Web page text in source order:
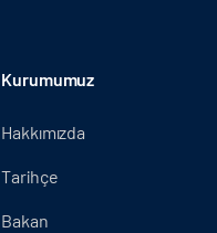
Kurumumuz
Hakkımızda
Tarihçe
Bakan